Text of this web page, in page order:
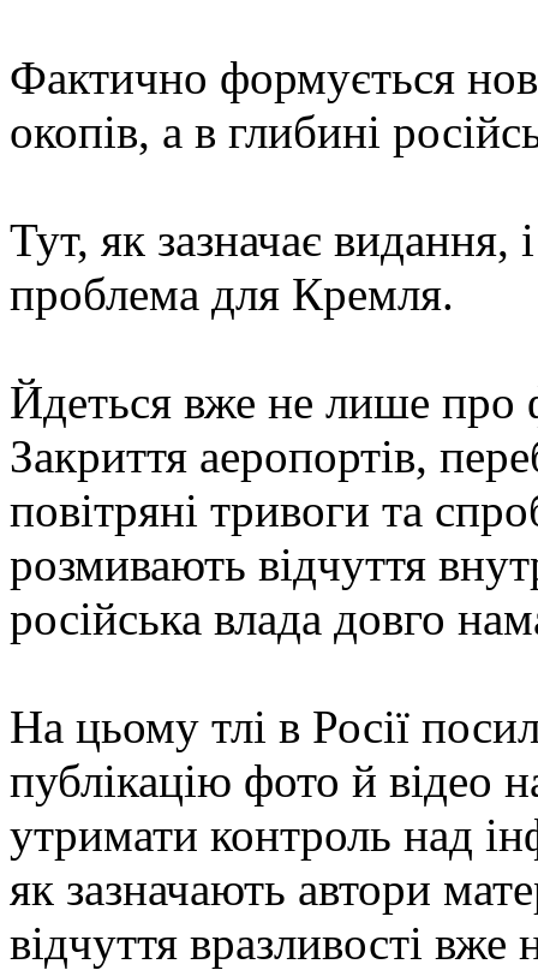
Фактично формується
окопів, а в глибині
Тут, як зазначає видання,
проблема для Кремля.
Йдеться вже не лише про
Закриття аеропортів,
повітряні тривоги та
розмивають відчуття
російська влада довго
На цьому тлі в Росії
публікацію фото й відео
утримати контроль над
як зазначають автори
відчуття вразливості